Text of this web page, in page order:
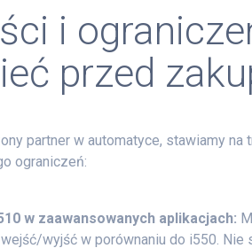
i
przed
partner w automatyce, stawiamy
ograniczeń:
w zaawansowanych aplikacjach:
wyjść w porównaniu do i550. Nie